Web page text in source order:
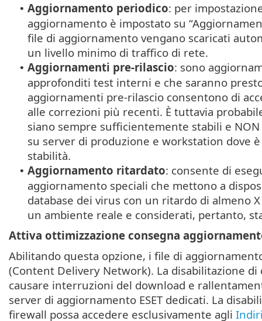
• Aggiornamento periodico: per
aggiornamento è impostato su
file di aggiornamento vengano scaricati
un livello minimo di traffico di rete.
• Aggiornamenti pre-rilascio: sono
approfonditi test interni e che saranno
aggiornamenti pre-rilascio consentono di
alle correzioni più recenti. È tuttavia
siano sempre sufficientemente stabili e
su server di produzione e workstation dove
stabilità.
• Aggiornamento ritardato: consente di
aggiornamento speciali che mettono a
database dei virus con un ritardo di almeno
un ambiente reale e considerati, pertanto,
Attiva ottimizzazione consegna
Abilitando questa opzione, i file di
(Content Delivery Network). La disabilitazione
causare interruzioni del download e
server di aggiornamento ESET dedicati. La
firewall possa accedere esclusivamente agli